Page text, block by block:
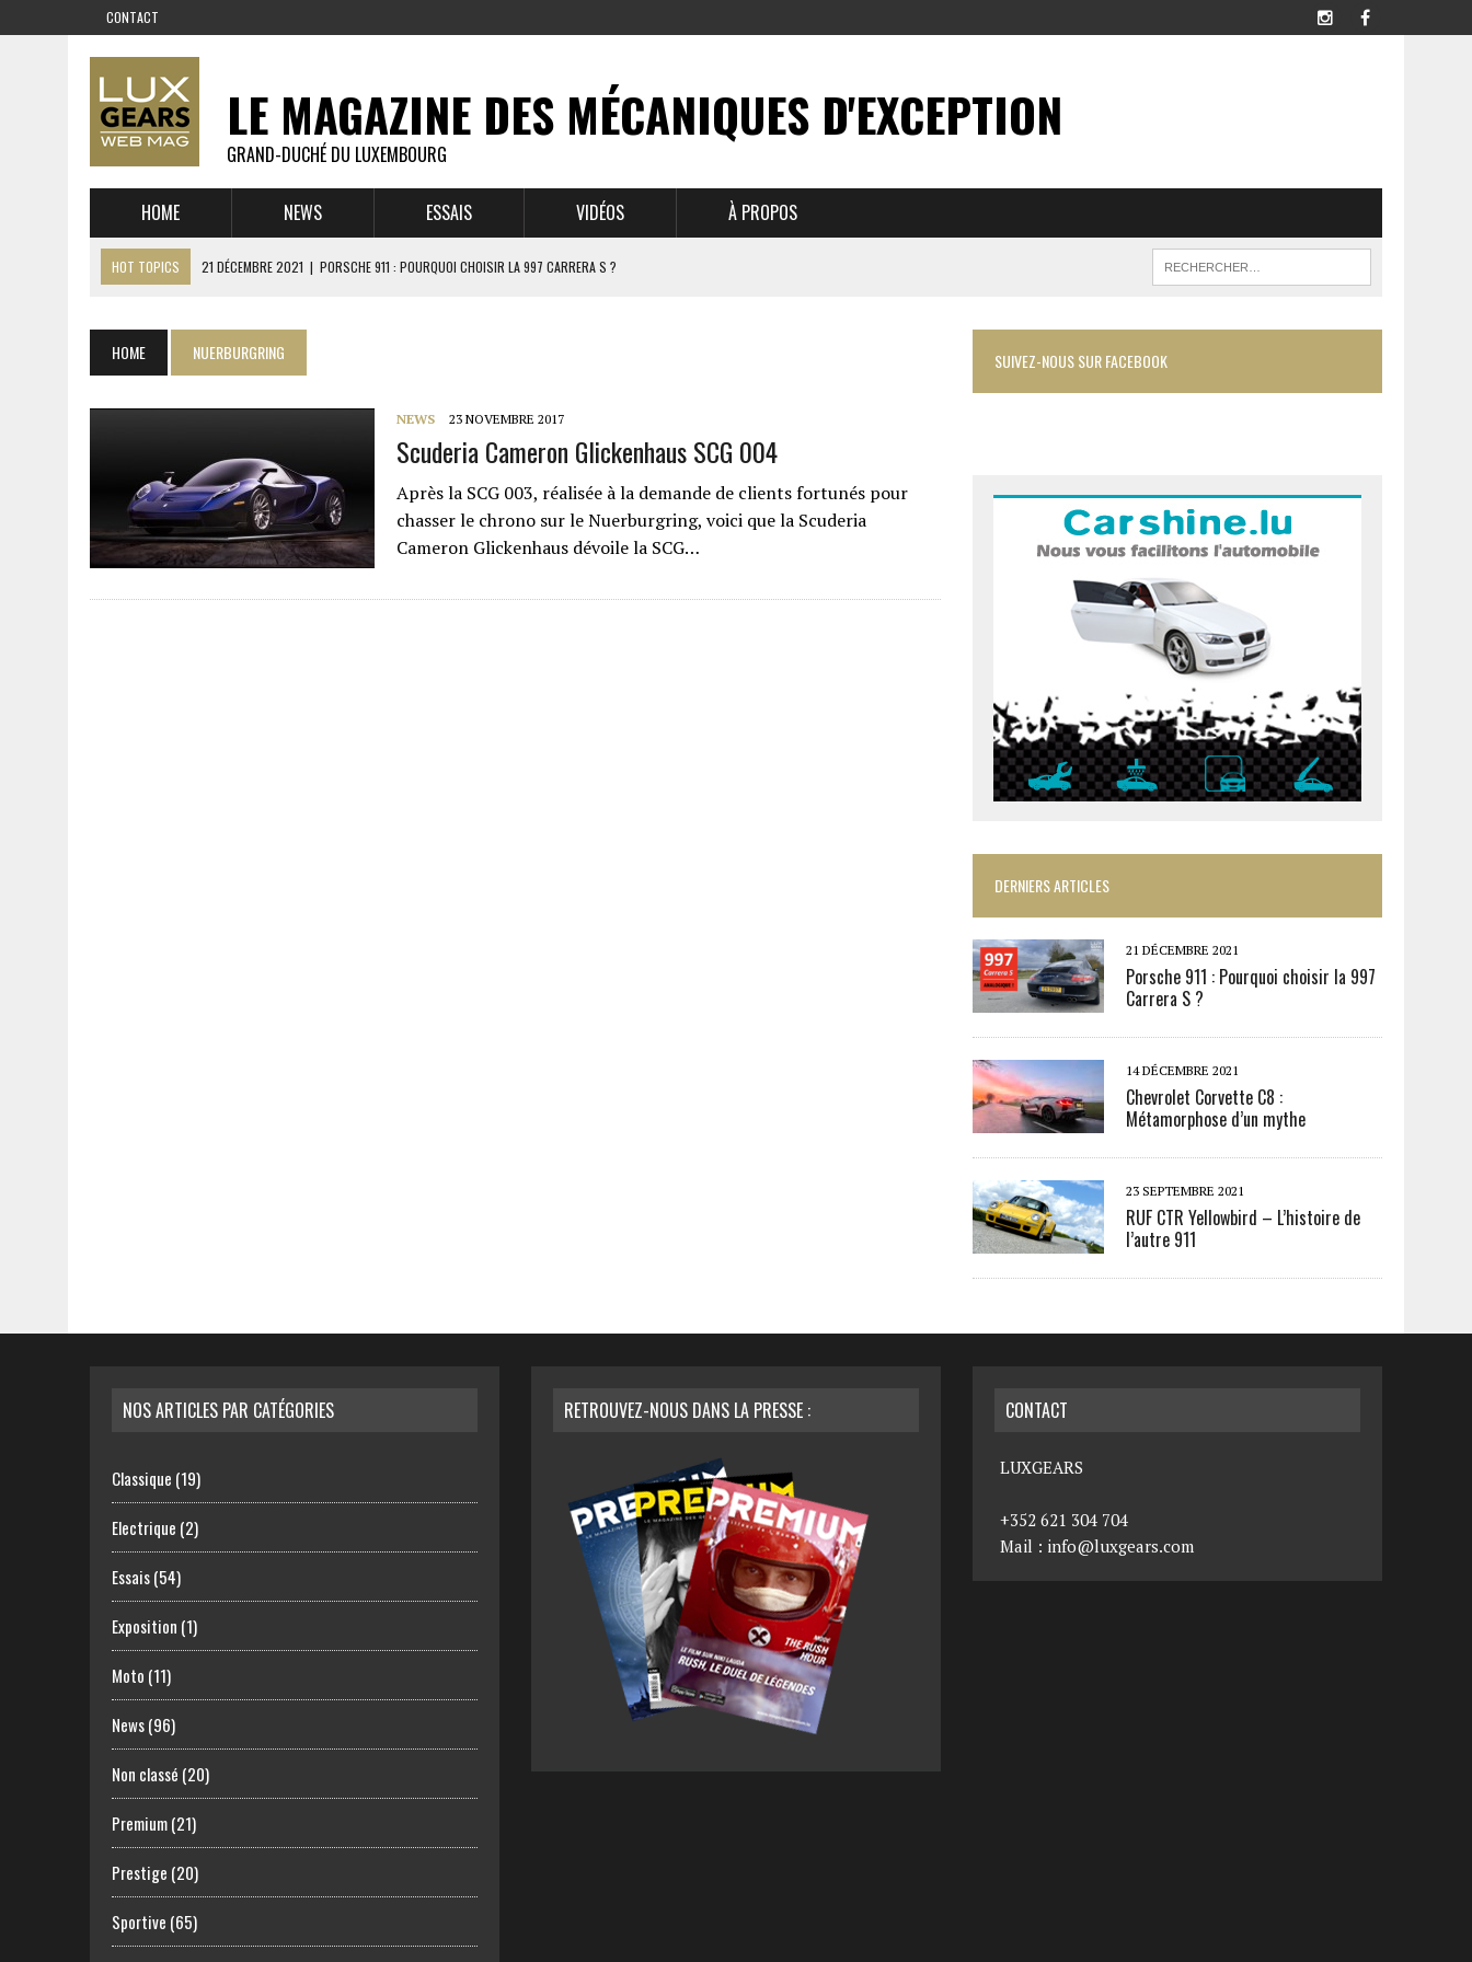
CONTACT
LE MAGAZINE DES MÉCANIQUES D'EXCEPTION
GRAND-DUCHÉ DU LUXEMBOURG
HOME NEWS ESSAIS VIDÉOS À PROPOS
HOT TOPICS 21 DÉCEMBRE 2021 | PORSCHE 911 : POURQUOI CHOISIR LA 997 CARRERA S ?
1 JUIN 2021 | GROUPE 3 : ALPINE A110 1600 S VS PORSCHE 911 2,7 RS
6 AVRIL 2021 | DE L’HUILE SUR LA PISTE – ART CARS
EXPO MAZDA 100 ANS – AUTOWORLD MUSEUM BRUSSELS
HOME NUERBURGRING
NEWS 23 NOVEMBRE 2017
Scuderia Cameron Glickenhaus SCG 004
Après la SCG 003, réalisée à la demande de clients fortunés pour
chasser le chrono sur le Nuerburgring, voici que la Scuderia
Cameron Glickenhaus dévoile la SCG…
SUIVEZ-NOUS SUR FACEBOOK
DERNIERS ARTICLES
21 DÉCEMBRE 2021
Porsche 911 : Pourquoi choisir la 997
Carrera S ?
14 DÉCEMBRE 2021
Chevrolet Corvette C8 :
Métamorphose d’un mythe
23 SEPTEMBRE 2021
RUF CTR Yellowbird – L’histoire de
l’autre 911
NOS ARTICLES PAR CATÉGORIES
Classique (19)
Electrique (2)
Essais(54)
Exposition (1)
Moto (11)
News(96)
Non classé (20)
Premium(21)
Prestige (20)
Sportive (65)
RETROUVEZ-NOUS DANS LA PRESSE : CONTACT
LUXGEARS
+352 621 304 704
Mail : info@luxgears.com